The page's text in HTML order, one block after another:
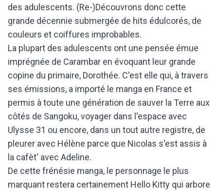
des adulescents. (Re-)Découvrons donc cette
grande décennie submergée de hits édulcorés, de
couleurs et coiffures improbables.
La plupart des adulescents ont une pensée émue
imprégnée de Carambar en évoquant leur grande
copine du primaire, Dorothée. C'est elle qui, à travers
ses émissions, a importé le manga en France et
permis à toute une génération de sauver la Terre aux
côtés de Sangoku, voyager dans l'espace avec
Ulysse 31 ou encore, dans un tout autre registre, de
pleurer avec Hélène parce que Nicolas s'est assis à
la cafèt' avec Adeline.
De cette frénésie manga, le personnage le plus
marquant restera certainement Hello Kitty qui arbore